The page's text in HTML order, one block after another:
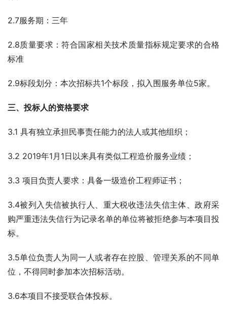
2.7服务期：三年
2.8质量要求：符合国家相关技术质量指标规定要求的合格
标准
2.9标段划分：本次招标共1个标段，拟入围服务单位5家。
三、投标人的资格要求
3.1 具有独立承担民事责任能力的法人或其他组织；
3.2 2019年1月1日以来具有类似工程造价服务业绩；
3.3 项目负责人要求：具备一级造价工程师证书；
3.4被列入失信被执行人、重大税收违法失信主体、政府采
购严重违法失信行为记录名单的单位将被拒绝参与本项目投
标。
3.5单位负责人为同一人或者存在控股、管理关系的不同单
位，不得同时参加本次招标活动。
3.6本项目不接受联合体投标。